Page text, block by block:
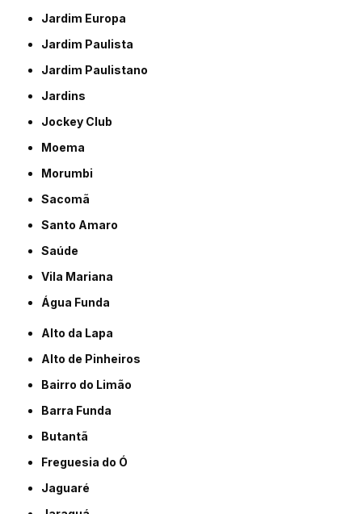
Jardim Europa
Jardim Paulista
Jardim Paulistano
Jardins
Jockey Club
Moema
Morumbi
Sacomã
Santo Amaro
Saúde
Vila Mariana
Água Funda
Alto da Lapa
Alto de Pinheiros
Bairro do Limão
Barra Funda
Butantã
Freguesia do Ó
Jaguaré